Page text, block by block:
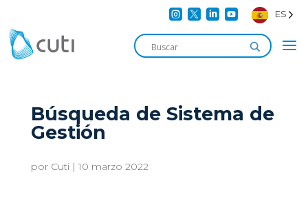
    ES
Búsqueda de Sistema de
Gestión
por Cuti|10 marzo 2022